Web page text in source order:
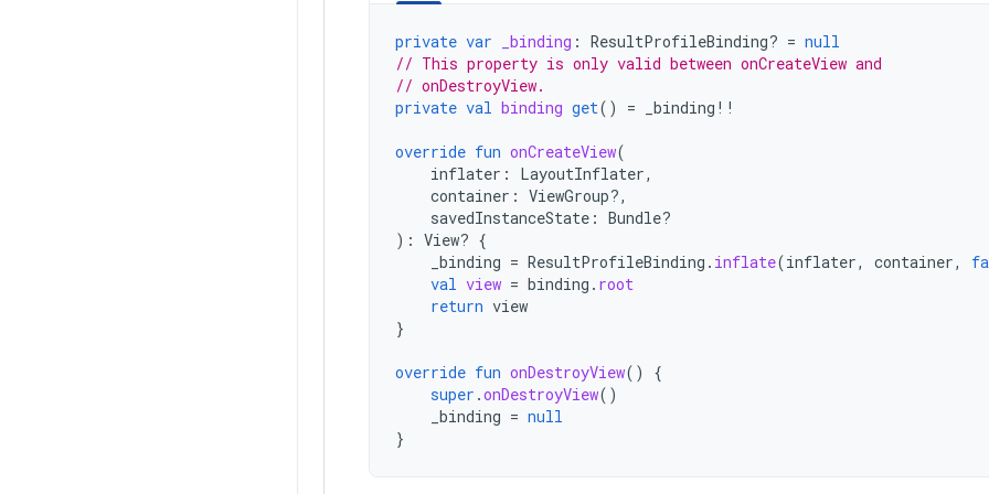
private var _binding : ResultProfileBinding? = null
// This property is only valid between onCreateView and
// onDestroyView.
private val binding get() = _binding !!
override fun onCreateView(
inflater : LayoutInflater,
container : ViewGroup?,
savedInstanceState : Bundle?
): View? {
_binding = ResultProfileBinding . inflate(inflater, container,
val view = binding . root
return view
}
override fun onDestroyView()
{
super .onDestroyView()
_binding = null
}